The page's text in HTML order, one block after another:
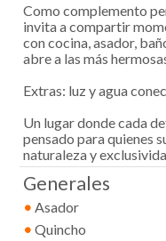
Como complemento
invita a compartir
con cocina, asador,
abre a las más
Extras: luz y agua
Un lugar donde cada
pensado para quienes
naturaleza y
Generales
• Asador
• Quincho